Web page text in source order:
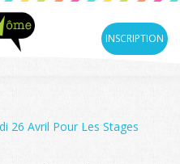
INSCRIPTION
26 Avril Pour Les Stages